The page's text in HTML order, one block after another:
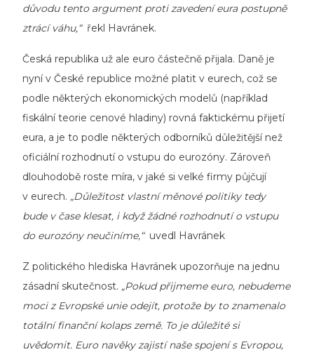
důvodu tento argument proti zavedení eura postupně
ztrácí váhu,“řekl Havránek.
Česká republika už ale euro částečně přijala. Daně je
nyní v České republice možné platit v eurech, což se
podle některých ekonomických modelů (například
fiskální teorie cenové hladiny) rovná faktickému přijetí
eura, a je to podle některých odborníků důležitější než
oficiální rozhodnutí o vstupu do eurozóny. Zároveň
dlouhodobě roste míra, v jaké si velké firmy půjčují
v eurech. „Důležitost vlastní měnové politiky tedy
bude v čase klesat, i když žádné rozhodnutí o vstupu
do eurozóny neučiníme,“uvedl Havránek
Z politického hlediska Havránek upozorňuje na jednu
zásadní skutečnost. „Pokud přijmeme euro, nebudeme
moci z Evropské unie odejít, protože by to znamenalo
totální finanční kolaps země. To je důležité si
uvědomit. Euro navěky zajistí naše spojení s Evropou,